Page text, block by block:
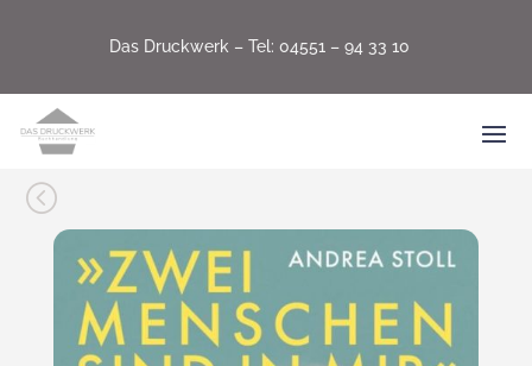
Das Druckwerk –Tel: 04551 – 94 33 10
<